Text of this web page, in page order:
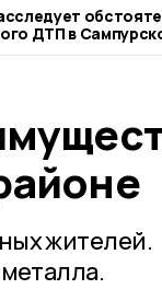
ДТП в
жителей.